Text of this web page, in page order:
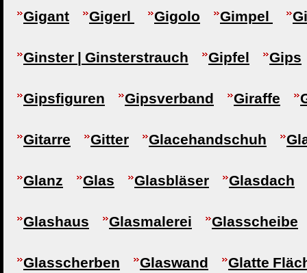
Gigant Gigerl Gigolo Gimpel
Ginster | Ginsterstrauch Gipfel Gips
Gipsfiguren Gipsverband Giraffe
Gitarre Gitter Glacehandschuh
Glanz Glas Glasbläser Glasdach
Glashaus Glasmalerei Glasscheibe
Glasscherben Glaswand Glatte